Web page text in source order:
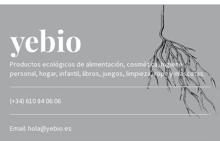
Productos ecológicos de alimentación, cosmética, higiene
personal, hogar, infantil, libros, juegos, limpieza, ropa y mascotas.
(+34) 610 84 06 06
Email: hola@yebio.es